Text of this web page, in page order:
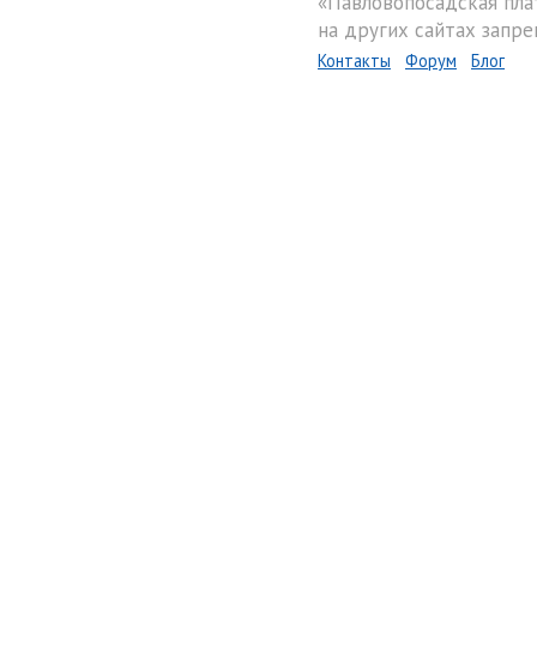
на других сайтах
Контакты Форум Блог